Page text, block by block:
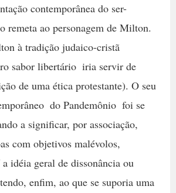
contemporânea do ser-
remeta ao personagem de Milton.
à tradição judaico-cristã 
sabor libertário  iria servir de
de uma ética protestante). O seu
 do Pandemônio  foi se
a significar, por associação,
com objetivos malévolos,
idéia geral de dissonância ou
enfim, ao que se suporia uma